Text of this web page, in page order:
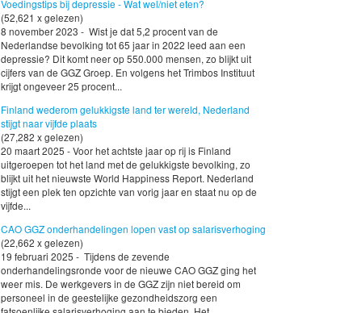
Voedingstips bij depressie - Wat wel/niet eten?
(52,621 x gelezen)
8 november 2023 - Wist je dat 5,2 procent van de
Nederlandse bevolking tot 65 jaar in 2022 leed aan een
depressie? Dit komt neer op 550.000 mensen, zo blijkt uit
cijfers van de GGZ Groep. En volgens het Trimbos Instituut
krijgt ongeveer 25 procent...
Finland wederom gelukkigste land ter wereld, Nederland
stijgt naar vijfde plaats
(27,282 x gelezen)
20 maart 2025 - Voor het achtste jaar op rij is Finland
uitgeroepen tot het land met de gelukkigste bevolking, zo
blijkt uit het nieuwste World Happiness Report. Nederland
stijgt een plek ten opzichte van vorig jaar en staat nu op de
vijfde...
CAO GGZ onderhandelingen lopen vast op salarisverhoging
(22,662 x gelezen)
19 februari 2025 - Tijdens de zevende
onderhandelingsronde voor de nieuwe CAO GGZ ging het
weer mis. De werkgevers in de GGZ zijn niet bereid om
personeel in de geestelijke gezondheidszorg een